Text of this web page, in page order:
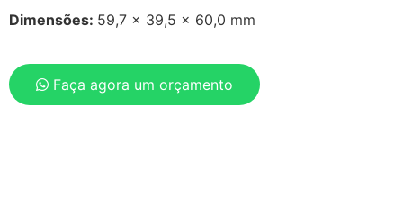
Dimensões: 59,7 x 39,5 x 60,0 mm
Faça agora um orçamento